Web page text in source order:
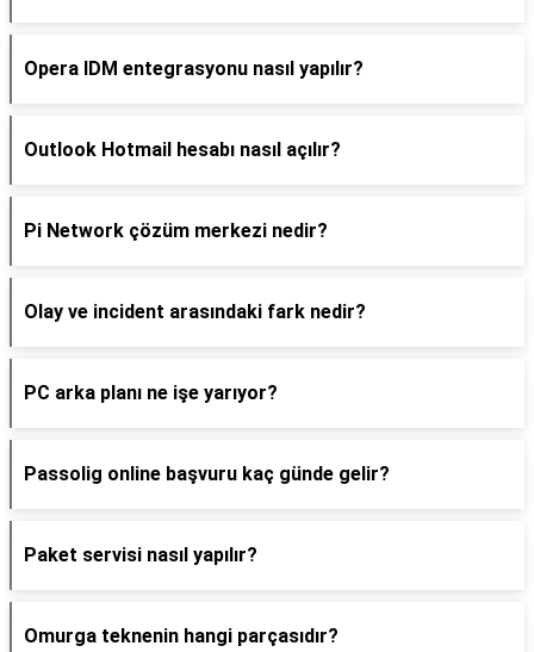
Opera IDM entegrasyonu nasıl yapılır?
Outlook Hotmail hesabı nasıl açılır?
Pi Network çözüm merkezi nedir?
Olay ve incident arasındaki fark nedir?
PC arka planı ne işe yarıyor?
Passolig online başvuru kaç günde gelir?
Paket servisi nasıl yapılır?
Omurga teknenin hangi parçasıdır?